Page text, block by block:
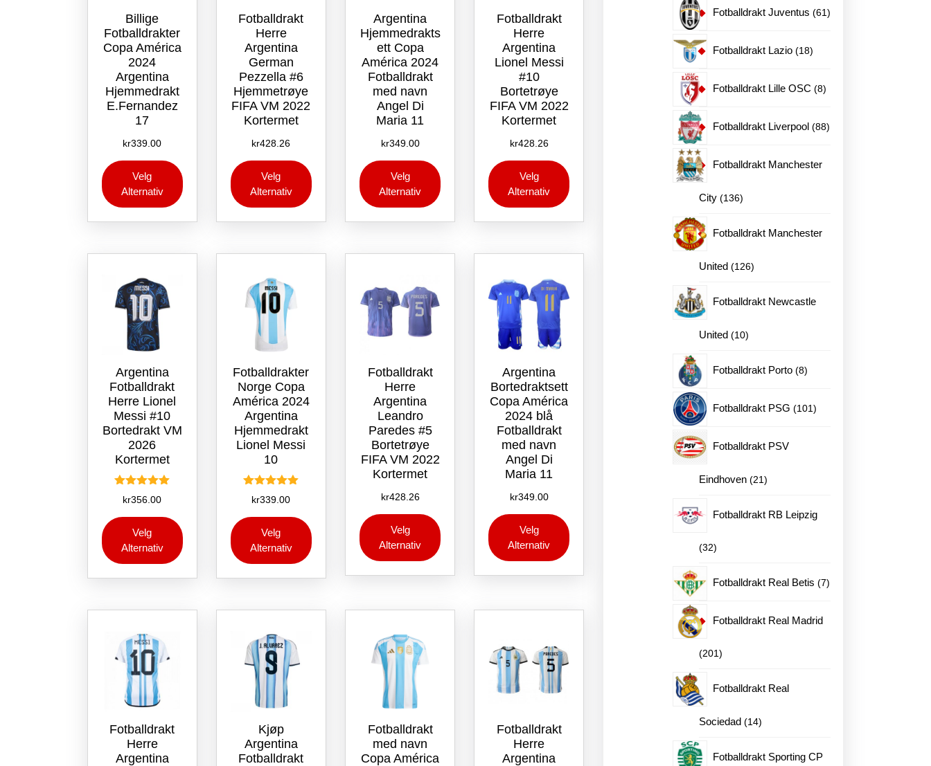
Billige
Fotballdrakter
Copa América
2024
Argentina
Hjemmedrakt
E.Fernandez
17
kr339.00
Velg
Alternativ
produktet
har
varianter.
kan
Fotballdrakt
Herre
Argentina
German
Pezzella #6
Hjemmetrøye
FIFA VM 2022
Kortermet
kr428.26
Velg
Alternativ
produktet
har
varianter.
kan
produktsiden
Argentina
Hjemmedrakts
ett Copa
América 2024
Fotballdrakt
med navn
Angel Di
Maria 11
kr349.00
Velg
Alternativ
produktet
har
varianter.
kan
produktsiden
Fotballdrakt
Herre
Argentina
Lionel Messi
#10
Bortetrøye
FIFA VM 2022
Kortermet
kr428.26
Velg
Alternativ
produktet
har
varianter.
kan
produktsiden
Argentina
Fotballdrakt
Herre Lionel
Messi #10
Bortedrakt VM
2026
Kortermet
Vurdert
5.00
av 5
kr356.00
Velg
Alternativ
produktet
har
varianter.
kan
Fotballdrakter
Norge Copa
América 2024
Argentina
Hjemmedrakt
Lionel Messi
10
Vurdert
5.00
av 5
kr339.00
Velg
Alternativ
produktet
har
varianter.
kan
Fotballdrakt
Herre
Argentina
Leandro
Paredes #5
Bortetrøye
FIFA VM 2022
Kortermet
kr428.26
Velg
Alternativ
produktet
har
varianter.
kan
produktsiden
Argentina
Bortedraktsett
Copa América
2024 blå
Fotballdrakt
med navn
Angel Di
Maria 11
kr349.00
Velg
Alternativ
produktet
har
varianter.
kan
Fotballdrakt
Herre
Argentina
Kjøp
Argentina
Fotballdrakt
Fotballdrakt
med navn
Copa América
Fotballdrakt
Herre
Argentina
produkter
Fotballdrakt Juventus 6161
Fotballdrakt Lazio 1818
Fotballdrakt Lille OSC 88
Fotballdrakt Liverpool 8888
Fotballdrakt Manchester
City 136136
Fotballdrakt Manchester
United 126126
Fotballdrakt Newcastle
United 1010
Fotballdrakt Porto 88
Fotballdrakt PSG 101101
Fotballdrakt PSV
Eindhoven 2121
Fotballdrakt RB Leipzig
3232
produkter
Fotballdrakt Real Betis 77
Fotballdrakt Real Madrid
201201
produkter
Fotballdrakt Real
Sociedad 1414
Fotballdrakt Sporting CP